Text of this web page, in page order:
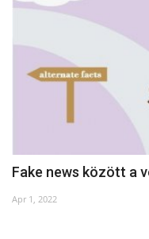
Fake news között a
Apr 1, 2022